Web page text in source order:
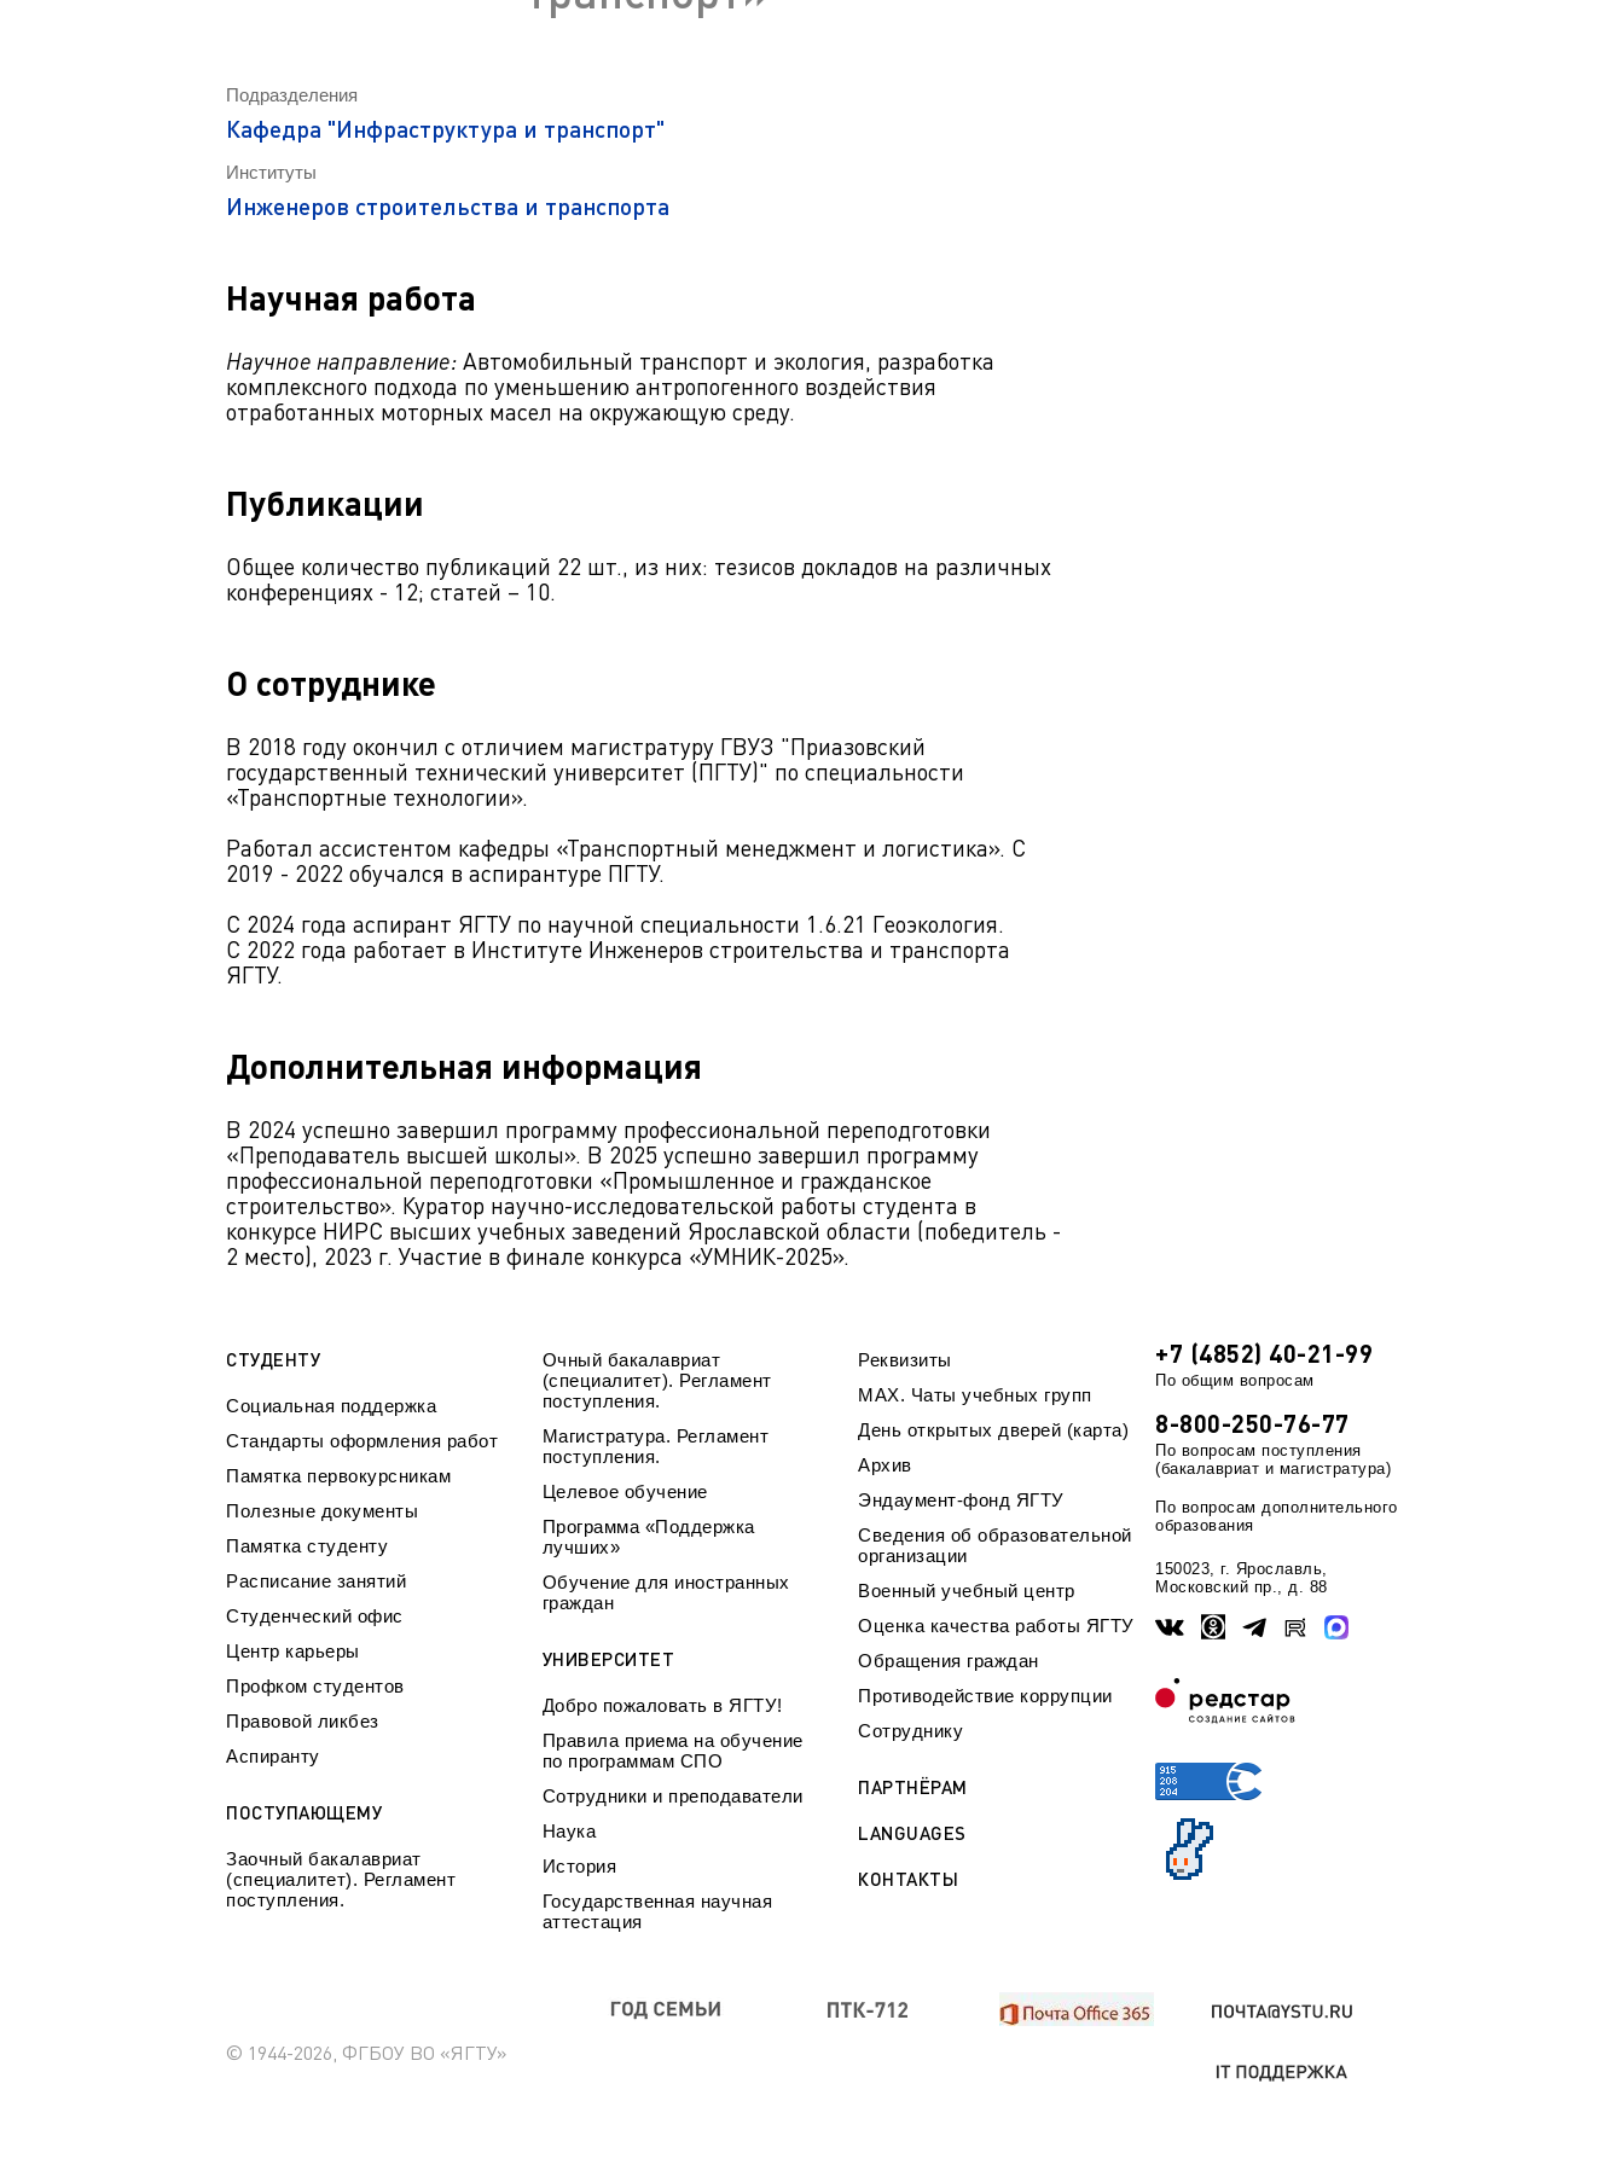
Профком студентов
Расписание занятий
Подразделения
Кафедра "Инфраструктура и транспорт"
Институты
Инженеров строительства и транспорта
Научная работа
Научное направление: Автомобильный транспорт и экология, разработка
комплексного подхода по уменьшению антропогенного воздействия
отработанных моторных масел на окружающую среду.
Публикации
Общее количество публикаций 22 шт., из них: тезисов докладов на различных
конференциях - 12; статей – 10.
О сотруднике
В 2018 году окончил с отличием магистратуру ГВУЗ "Приазовский
государственный технический университет (ПГТУ)" по специальности
«Транспортные технологии».
Работал ассистентом кафедры «Транспортный менеджмент и логистика». С
2019 - 2022 обучался в аспирантуре ПГТУ.
С 2024 года аспирант ЯГТУ по научной специальности 1.6.21 Геоэкология.
С 2022 года работает в Институте Инженеров строительства и транспорта
ЯГТУ.
Дополнительная информация
В 2024 успешно завершил программу профессиональной переподготовки
«Преподаватель высшей школы». В 2025 успешно завершил программу
профессиональной переподготовки «Промышленное и гражданское
строительство». Куратор научно-исследовательской работы студента в
конкурсе НИРС высших учебных заведений Ярославской области (победитель -
2 место), 2023 г. Участие в финале конкурса «УМНИК-2025».
СТУДЕНТУ
Социальная поддержка
Стандарты оформления работ
Памятка первокурсникам
Полезные документы
Памятка студенту
Расписание занятий
Студенческий офис
Центр карьеры
Профком студентов
Правовой ликбез
Аспиранту
ПОСТУПАЮЩЕМУ
Заочный бакалавриат
(специалитет). Регламент
поступления.
Очный бакалавриат
(специалитет). Регламент
поступления.
Магистратура. Регламент
поступления.
Целевое обучение
Программа «Поддержка
лучших»
Обучение для иностранных
граждан
УНИВЕРСИТЕТ
Добро пожаловать в ЯГТУ!
Правила приема на обучение
по программам СПО
Сотрудники и преподаватели
Наука
История
Государственная научная
аттестация
Реквизиты
МАХ. Чаты учебных групп
День открытых дверей (карта)
Архив
Эндаумент-фонд ЯГТУ
Сведения об образовательной
организации
Военный учебный центр
Оценка качества работы ЯГТУ
Обращения граждан
Противодействие коррупции
Сотруднику
ПАРТНЁРАМ
LANGUAGES
КОНТАКТЫ
+7 (4852) 40-21-99
По общим вопросам
8-800-250-76-77
По вопросам поступления
(бакалавриат и магистратура)
По вопросам дополнительного
образования
150023, г. Ярославль,
Московский пр., д. 88
© 1944-2026, ФГБОУ ВО «ЯГТУ»